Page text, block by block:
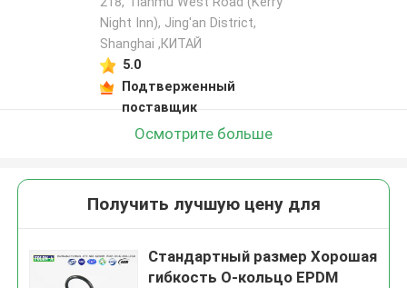
Night Inn), Jing'an District,
Shanghai ,КИТАЙ
5.0
Подтверженный
поставщик
Осмотрите больше
Получить лучшую цену для
Стандартный размер Хорошая
гибкость О-кольцо EPDM